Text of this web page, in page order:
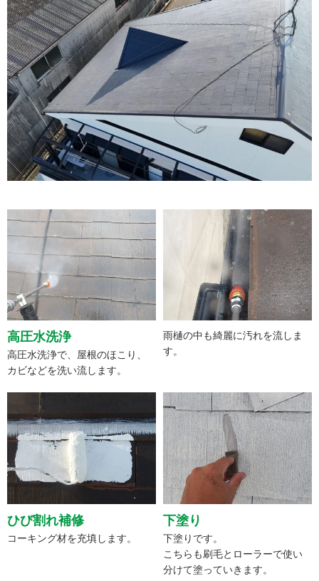
高圧水洗浄
高圧水洗浄で、屋根のほこり、
カビなどを洗い流します。
雨樋の中も綺麗に汚れを流しま
す。
ひび割れ補修
コーキング材を充填します。
下塗り
下塗りです。
こちらも刷毛とローラーで使い
分けて塗っていきます。